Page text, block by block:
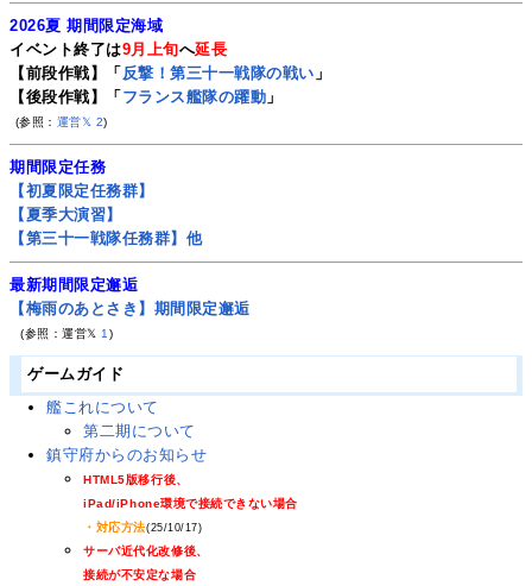
2026夏 期間限定海域
イベント終了は9月上旬へ延長
【前段作戦】「 反撃！第三十一戦隊の戦い 」
【後段作戦】「フランス艦隊の躍動 」
(参照： 運営𝕏 2)
期間限定任務
【初夏限定任務群】
【夏季大演習】
【第三十一戦隊任務群】他
最新期間限定邂逅
【梅雨のあとさき】期間限定邂逅
(参照：運営𝕏 1 )
ゲームガイド
艦これについて
第二期について
鎮守府からのお知らせ
HTML5版移行後、
iPad/iPhone環境で接続できない場合
・対応方法(25/10/17)
サーバ近代化改修後、
接続が不安定な場合